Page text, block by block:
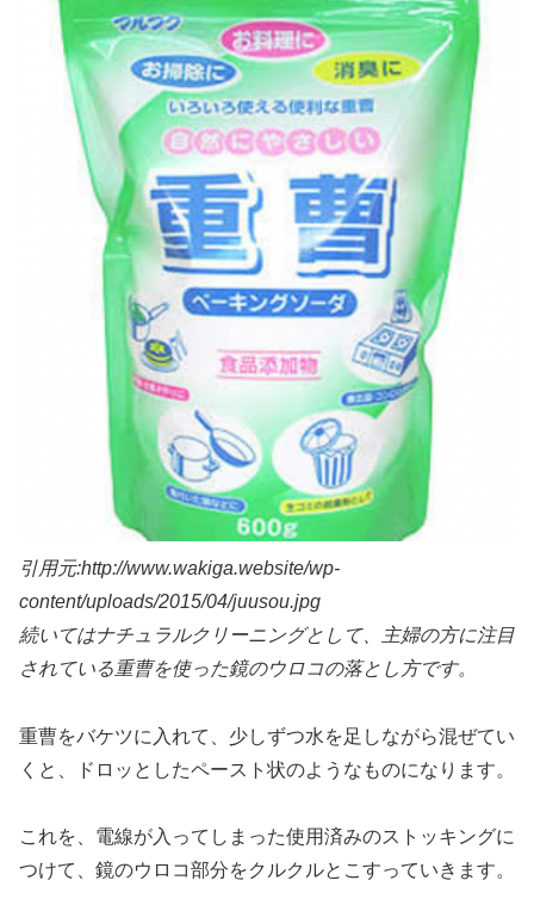
引用元:http://www.wakiga.website/wp-
content/uploads/2015/04/juusou.jpg
続いてはナチュラルクリーニングとして、主婦の方に注目
されている重曹を使った鏡のウロコの落とし方です。
重曹をバケツに入れて、少しずつ水を足しながら混ぜてい
くと、ドロッとしたペースト状のようなものになります。
これを、 電線が入ってしまった使用済みのストッキングに
つけて、鏡のウロコ部分をクルクルとこすっていきます。